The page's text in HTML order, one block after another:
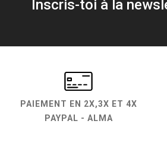
Inscris-toi à la
PAIEMENT EN 2X,3X ET 4X
PAYPAL - ALMA